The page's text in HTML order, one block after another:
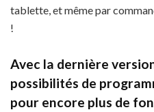
tablette, et même par
!
Avec la dernière
possibilités de
pour encore plus de